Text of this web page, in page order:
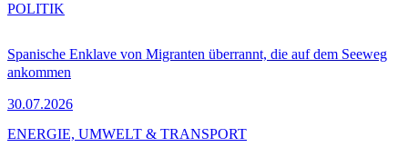
Spanische Enklave von Migranten überrannt, die auf dem Seeweg
ankommen
30.07.2026
POLITIK
ENERGIE, UMWELT & TRANSPORT